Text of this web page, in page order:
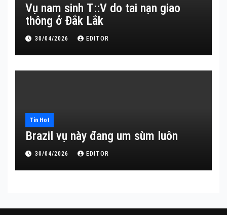
Vụ nam sinh T::V do tai nạn giao
thông ở Đắk Lắk
30/04/2026 EDITOR
Tin Hot
Brazil vụ này đang um sùm luôn
30/04/2026 EDITOR